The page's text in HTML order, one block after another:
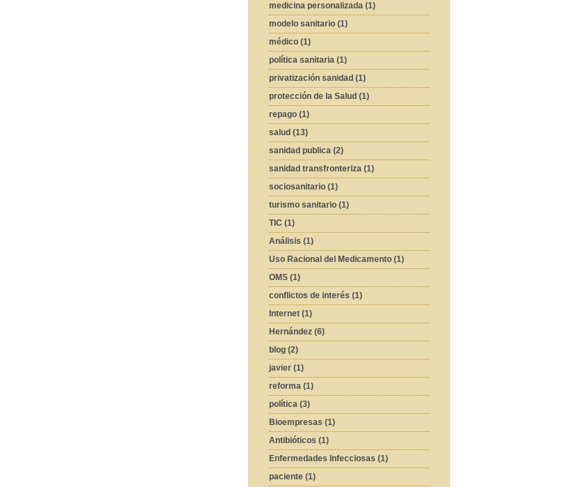
medicina personalizada (1)
modelo sanitario (1)
médico (1)
política sanitaria (1)
privatización sanidad (1)
protección de la Salud (1)
repago (1)
salud (13)
sanidad publica (2)
sanidad transfronteriza (1)
sociosanitario (1)
turismo sanitario (1)
TIC (1)
Análisis (1)
Uso Racional del Medicamento (1)
OMS (1)
conflictos de interés (1)
Internet (1)
Hernández (6)
blog (2)
javier (1)
reforma (1)
política (3)
Bioempresas (1)
Antibióticos (1)
Enfermedades Infecciosas (1)
paciente (1)